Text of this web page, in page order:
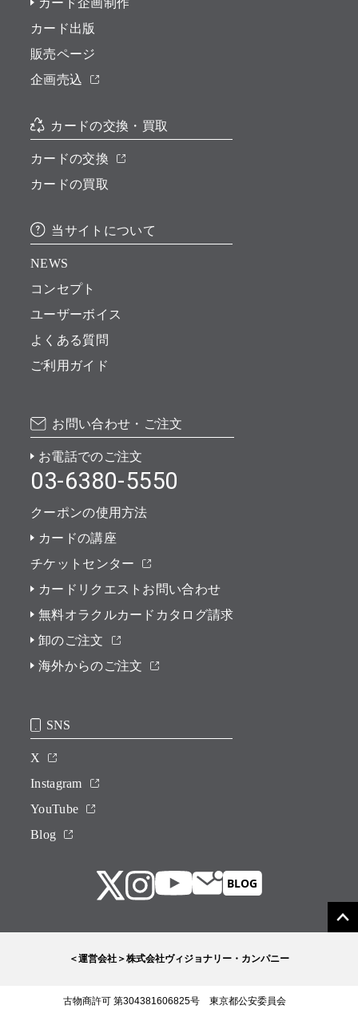
カード出版
販売ページ
企画売込
カードの交換・買取
カードの交換
カードの買取
当サイトについて
NEWS
コンセプト
ユーザーボイス
よくある質問
ご利用ガイド
お問い合わせ・ご注文
お電話でのご注文
03-6380-5550
クーポンの使用方法
カードの講座
チケットセンター
カードリクエストお問い合わせ
無料オラクルカードカタログ請求
卸のご注文
海外からのご注文
SNS
X
Instagram
YouTube
Blog
＜運営会社＞株式会社ヴィジョナリー・カンパニー
古物商許可 第304381606825号 東京都公安委員会